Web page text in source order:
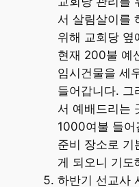
서 살림살이를
위해 교회당 옆
현재 200불 예
임시건물을 세
들어갑니다. 그
서 예배드리는
1000여불 들어
준비 장소로 기
게 되오니 기도
하반기 선교사